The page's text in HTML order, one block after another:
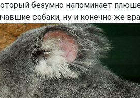
безумно напоминает
собаки, ну и конечно же